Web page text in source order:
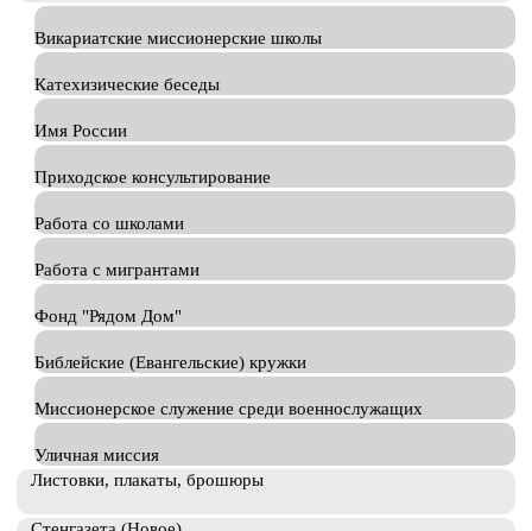
Викариатские миссионерские школы
Катехизические беседы
Имя России
Приходское консультирование
Работа со школами
Работа с мигрантами
Фонд "Рядом Дом"
Библейские (Евангельские) кружки
Миссионерское служение среди военнослужащих
Уличная миссия
Листовки, плакаты, брошюры